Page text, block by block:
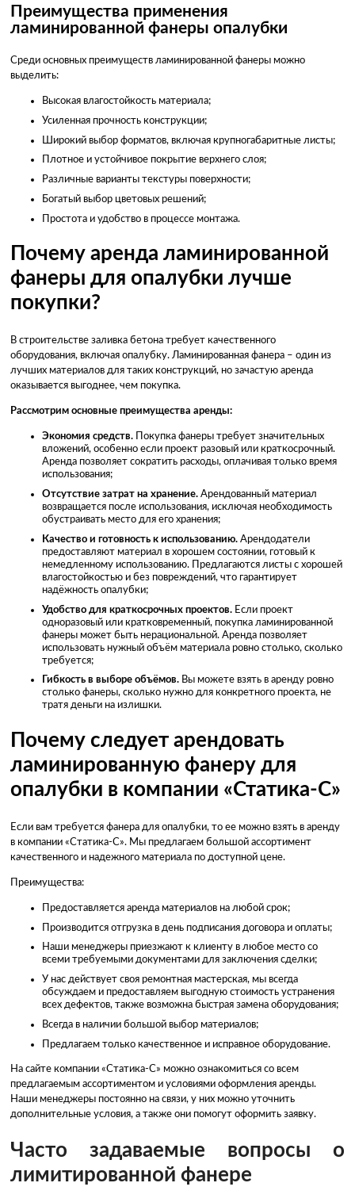
Преимущества применения
ламинированной фанеры опалубки
Среди основных преимуществ ламинированной фанеры можно
выделить:
Высокая влагостойкость материала;
Усиленная прочность конструкции;
Широкий выбор форматов, включая крупногабаритные листы;
Плотное и устойчивое покрытие верхнего слоя;
Различные варианты текстуры поверхности;
Богатый выбор цветовых решений;
Простота и удобство в процессе монтажа.
Почему аренда ламинированной
фанеры для опалубки лучше
покупки?
В строительстве заливка бетона требует качественного
оборудования, включая опалубку. Ламинированная фанера – один из
лучших материалов для таких конструкций, но зачастую аренда
оказывается выгоднее, чем покупка.
Рассмотрим основные преимущества аренды:
Экономия средств. Покупка фанеры требует значительных
вложений, особенно если проект разовый или краткосрочный.
Аренда позволяет сократить расходы, оплачивая только время
использования;
Отсутствие затрат на хранение. Арендованный материал
возвращается после использования, исключая необходимость
обустраивать место для его хранения;
Качество и готовность к использованию. Арендодатели
предоставляют материал в хорошем состоянии, готовый к
немедленному использованию. Предлагаются листы с хорошей
влагостойкостью и без повреждений, что гарантирует
надёжность опалубки;
Удобство для краткосрочных проектов. Если проект
одноразовый или кратковременный, покупка ламинированной
фанеры может быть нерациональной. Аренда позволяет
использовать нужный объём материала ровно столько, сколько
требуется;
Гибкость в выборе объёмов. Вы можете взять в аренду ровно
столько фанеры, сколько нужно для конкретного проекта, не
тратя деньги на излишки.
Почему следует арендовать
ламинированную фанеру для
опалубки в компании «Статика-С»
Если вам требуется фанера для опалубки, то ее можно взять в аренду
в компании «Статика-С». Мы предлагаем большой ассортимент
качественного и надежного материала по доступной цене.
Преимущества:
Предоставляется аренда материалов на любой срок;
Производится отгрузка в день подписания договора и оплаты;
Наши менеджеры приезжают к клиенту в любое место со
всеми требуемыми документами для заключения сделки;
У нас действует своя ремонтная мастерская, мы всегда
обсуждаем и предоставляем выгодную стоимость устранения
всех дефектов, также возможна быстрая замена оборудования;
Всегда в наличии большой выбор материалов;
Предлагаем только качественное и исправное оборудование.
На сайте компании «Статика-С» можно ознакомиться со всем
предлагаемым ассортиментом и условиями оформления аренды.
Наши менеджеры постоянно на связи, у них можно уточнить
дополнительные условия, а также они помогут оформить заявку.
Часто задаваемые вопросы о
лимитированной фанере